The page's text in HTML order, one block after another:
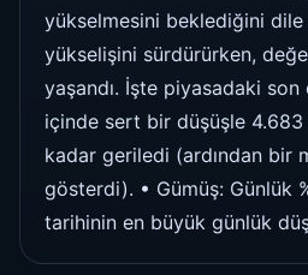
yükselmesini beklediğini
yükselişini sürdürürken,
yaşandı. İşte piyasadaki son
içinde sert bir düşüşle
kadar geriledi (ardından bir
gösterdi). • Gümüş: Günlük
tarihinin en büyük günlük